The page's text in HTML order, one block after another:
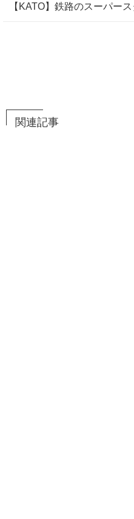
【KATO】鉄路のスーパー
関連記事